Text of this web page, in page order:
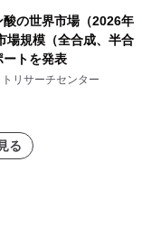
酸の世界市場（2026年
場規模（全合成、半合
トを発表
リサーチセンター
る